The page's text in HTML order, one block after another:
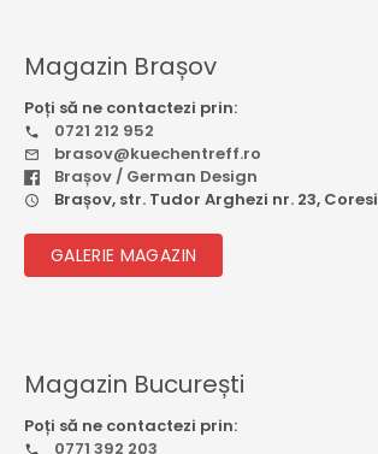
Magazin Brașov
Poți să ne contactezi prin:
0721 212 952
brasov@kuechentreff.ro
Brașov / German Design
Brașov, str. Tudor Arghezi nr. 23, Coresi
GALERIE MAGAZIN
Magazin București
Poți să ne contactezi prin:
0771 392 203